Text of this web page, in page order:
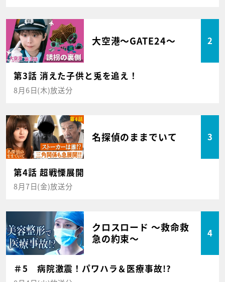
大空港～GATE24～ 2
第3話 消えた子供と兎を追え！
8月6日(木)放送分
名探偵のままでいて 3
第4話 超戦慄展開
8月7日(金)放送分
クロスロード ～救命救
急の約束～
4
＃5 病院激震！パワハラ＆医療事故!?